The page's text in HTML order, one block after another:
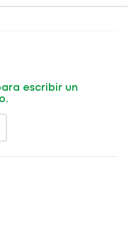
escribir un